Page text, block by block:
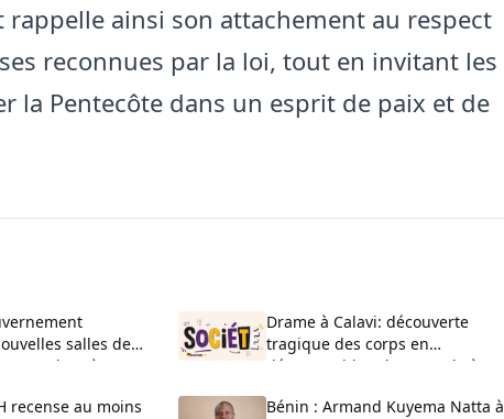
rappelle ainsi son attachement au respect
reconnues par la loi, tout en invitant les
la Pentecôte dans un esprit de paix et de
salles de
La Verdure à
Drame à Calavi: découverte
tragique des corps en
décomposition d’un couple à
recense au moins
Bénin : Armand Kuyema Natta à